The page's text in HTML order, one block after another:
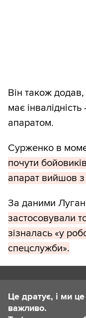
Він також
має
апаратом.
Сурженко в
почути
апарат вийшов з
За даними
застосовували
зізналась «у
спецслужби».
Це дратує, і ми
важливо.